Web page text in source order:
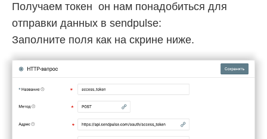
Получаем токен он нам понадобиться для
отправки данных в sendpulse:
Заполните поля как на скрине ниже.